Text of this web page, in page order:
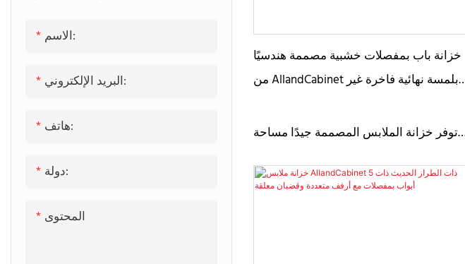
الاسم:
البريد الإلكتروني:
هاتف:
دولة:
المحتوى
خزانة باب بمفصلات خشبية مصممة هندسيًا
من AllandCabinet بلمسة نهائية فاخرة غير
توفر خزانة الملابس المصممة جيدًا مساحة
الخشب الهندسي مع لمسة نهائية غير لامعة